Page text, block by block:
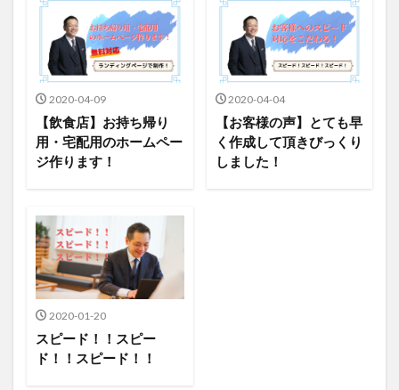
2020-04-09
【飲食店】お持ち帰り
用・宅配用のホームペー
ジ作ります！
2020-04-04
【お客様の声】とても早
く作成して頂きびっくり
しました！
2020-01-20
スピード！！スピー
ド！！スピード！！